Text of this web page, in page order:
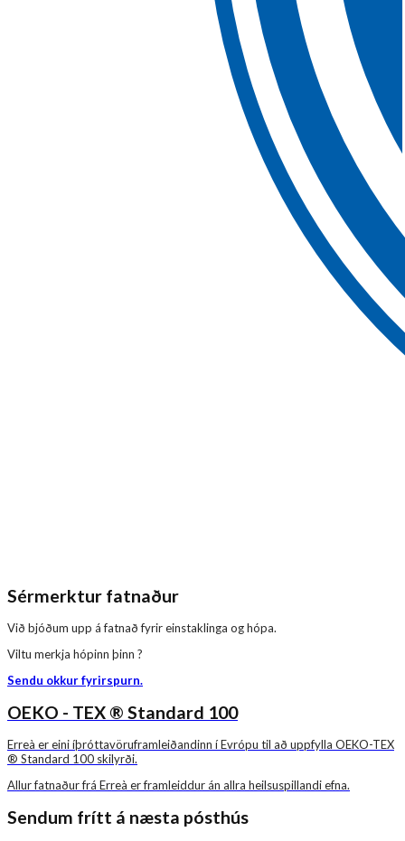
Sérmerktur fatnaður
Við bjóðum upp á fatnað fyrir einstaklinga og hópa.
Viltu merkja hópinn þinn ?
Sendu okkur fyrirspurn.
OEKO - TEX ® Standard 100
Erreà er eini íþróttavöruframleiðandinn í Evrópu til að uppfylla OEKO-TEX
® Standard 100 skilyrði.
Allur fatnaður frá Erreà er framleiddur án allra heilsuspillandi efna.
Sendum frítt á næsta pósthús